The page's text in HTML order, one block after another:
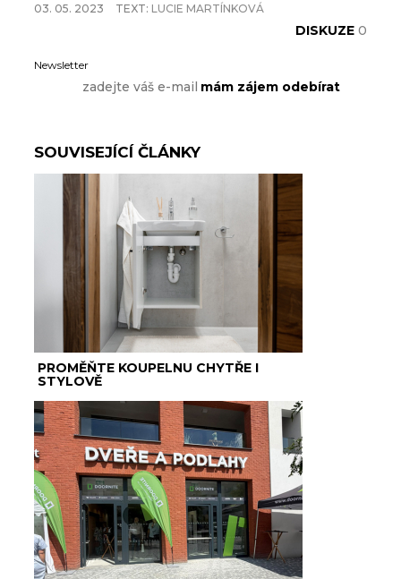
03. 05. 2023 TEXT: LUCIE MARTÍNKOVÁ
DISKUZE 0
Newsletter
SOUVISEJÍCÍ ČLÁNKY
PROMĚŇTE KOUPELNU CHYTŘE I
STYLOVĚ